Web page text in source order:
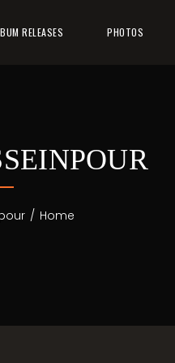
PHOTOS
RELEASES
Home
/